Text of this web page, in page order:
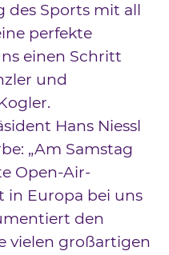
des Sports mit all
perfekte
einen Schritt
und
Hans Niessl
„Am Samstag
Open-Air-
in Europa bei uns
den
vielen großartigen